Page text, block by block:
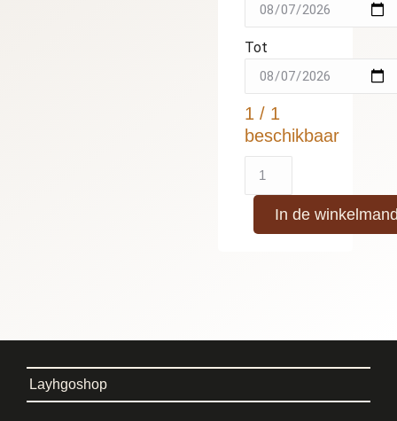
Tot
1 / 1
beschikbaar
In de
Layhgoshop